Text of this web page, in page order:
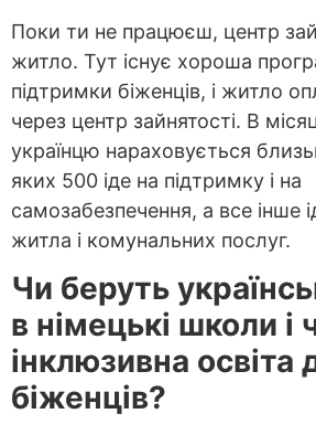
Поки ти не працюєш, центр
житло. Тут існує хороша
підтримки біженців, і житло
через центр зайнятості. В
українцю нараховується
яких 500 іде на підтримку і на
самозабезпечення, а все інше
житла і комунальних послуг.
Чи беруть
в німецькі школи і
інклюзивна
біженців?